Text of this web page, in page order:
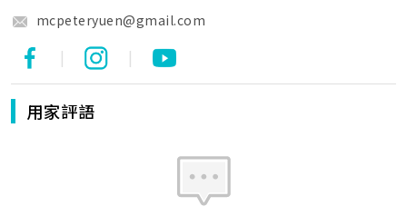
mcpeteryuen@gmail.com
| |
用家評語